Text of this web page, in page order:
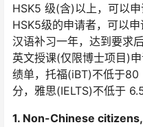
HSK5 级(含)以上，可以
HSK5级的申请者，可以申
汉语补习一年，达到要求
英文授课(仅限博士项目)
绩单，托福(iBT)不低于80
分，雅思(IELTS)不低于 6.5
1. Non-Chinese